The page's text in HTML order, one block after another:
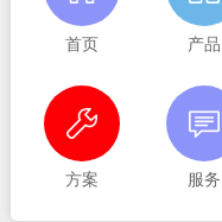
首页 产品
方案 服务